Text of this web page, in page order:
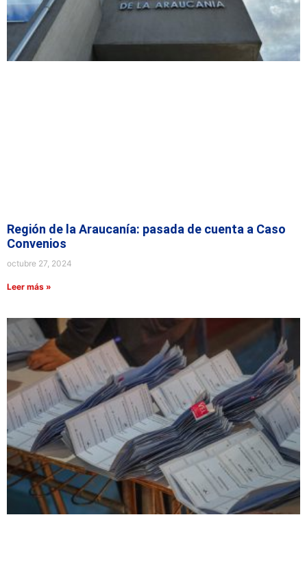
Región de la Araucanía: pasada de cuenta a Caso
Convenios
octubre 27, 2024
Leer más »